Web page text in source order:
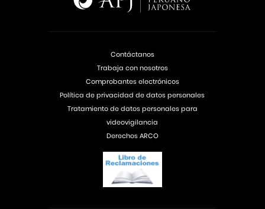
Contáctanos
Trabaja con nosotros
Comprobantes electrónicos
Política de privacidad de datos personales
Tratamiento de datos personales para
videovigilancia
Derechos ARCO